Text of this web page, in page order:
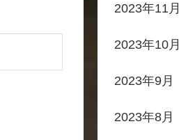
2023年11月
2023年10月
2023年9月
2023年8月